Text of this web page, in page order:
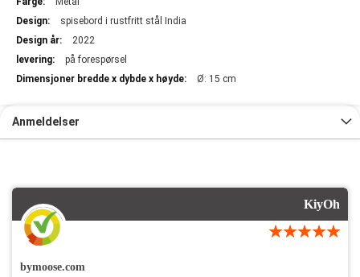
spisebord i rustfritt stål India
2022
på forespørsel
Ø: 15 cm
Anmeldelser
KiyOh
bymoose.com